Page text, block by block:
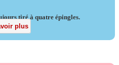
tiré à quatre épingles.
plus